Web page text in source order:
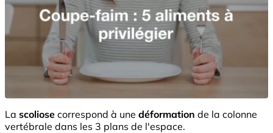
La scoliose correspond à une déformation de la colonne
vertébrale dans les 3 plans de l'espace.